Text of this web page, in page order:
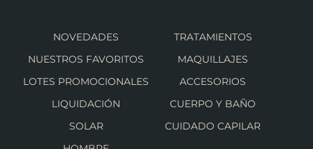
NOVEDADES
NUESTROS FAVORITOS
LOTES PROMOCIONALES
LIQUIDACIÓN
SOLAR
TRATAMIENTOS
MAQUILLAJES
ACCESORIOS
CUERPO Y BAÑO
CUIDADO CAPILAR